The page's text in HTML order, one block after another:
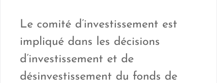
Le comité d’investissement est
impliqué dans les décisions
d’investissement et de
désinvestissement du fonds de